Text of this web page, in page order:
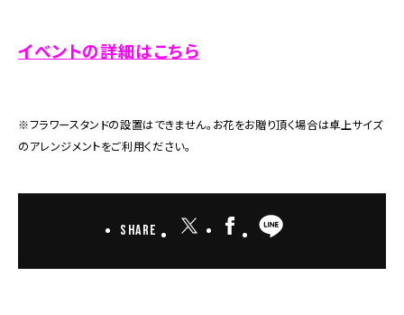
イベントの詳細はこちら
※フラワースタンドの設置はできません。お花をお贈り頂く場合は卓上サイズ
のアレンジメントをご利用ください。
Share